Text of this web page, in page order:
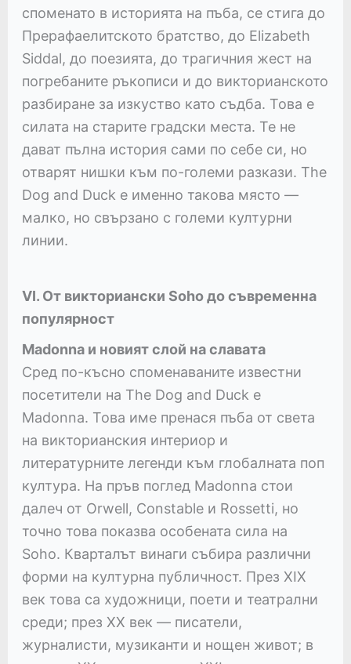
споменато в историята на пъба, се стига до
Прерафаелитското братство, до Elizabeth
Siddal, до поезията, до трагичния жест на
погребаните ръкописи и до викторианското
разбиране за изкуство като съдба. Това е
силата на старите градски места. Те не
дават пълна история сами по себе си, но
отварят нишки към по-големи разкази. The
Dog and Duck е именно такова място —
малко, но свързано с големи културни
линии.
VI. От викториански Soho до съвременна
популярност
Madonna и новият слой на славата
Сред по-късно споменаваните известни
посетители на The Dog and Duck е
Madonna. Това име пренася пъба от света
на викторианския интериор и
литературните легенди към глобалната поп
култура. На пръв поглед Madonna стои
далеч от Orwell, Constable и Rossetti, но
точно това показва особената сила на
Soho. Кварталът винаги събира различни
форми на културна публичност. През XIX
век това са художници, поети и театрални
среди; през XX век — писатели,
журналисти, музиканти и нощен живот; в